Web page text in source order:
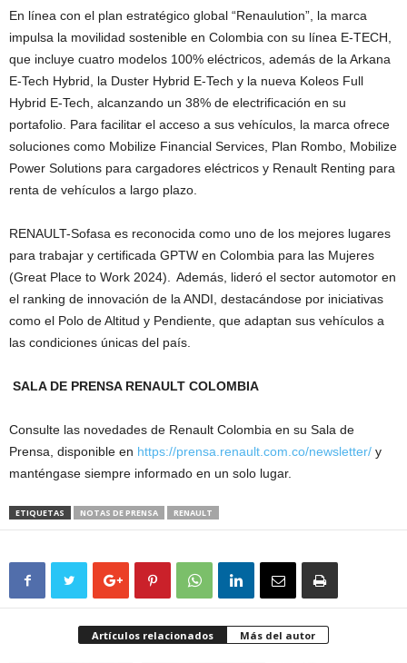
En línea con el plan estratégico global “Renaulution”, la marca
impulsa la movilidad sostenible en Colombia con su línea E-TECH,
que incluye cuatro modelos 100% eléctricos, además de la Arkana
E-Tech Hybrid, la Duster Hybrid E-Tech y la nueva Koleos Full
Hybrid E-Tech, alcanzando un 38% de electrificación en su
portafolio. Para facilitar el acceso a sus vehículos, la marca ofrece
soluciones como Mobilize Financial Services, Plan Rombo, Mobilize
Power Solutions para cargadores eléctricos y Renault Renting para
renta de vehículos a largo plazo.
RENAULT-Sofasa es reconocida como uno de los mejores lugares
para trabajar y certificada GPTW en Colombia para las Mujeres
(Great Place to Work 2024). Además, lideró el sector automotor en
el ranking de innovación de la ANDI, destacándose por iniciativas
como el Polo de Altitud y Pendiente, que adaptan sus vehículos a
las condiciones únicas del país.
SALA DE PRENSA RENAULT COLOMBIA
Consulte las novedades de Renault Colombia en su Sala de
Prensa, disponible en https://prensa.renault.com.co/newsletter/ y
manténgase siempre informado en un solo lugar.
ETIQUETAS NOTAS DE PRENSA RENAULT
Artículos relacionados Más del autor